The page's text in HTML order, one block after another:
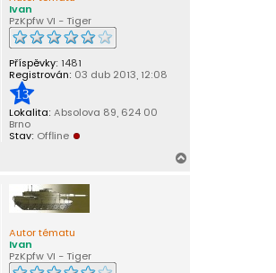
z
e
n
i
n
y
Ivan
PzKpfw VI - Tiger
Příspěvky: 1481
Registrován: 03 dub 2013, 12:08
13
Lokalita: Absolova 89, 624 00
Brno
Stav: Offline
Autor tématu
Ivan
PzKpfw VI - Tiger